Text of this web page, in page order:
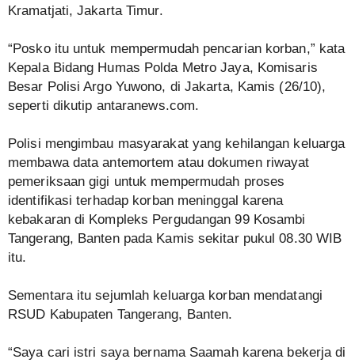
Kramatjati, Jakarta Timur.
“Posko itu untuk mempermudah pencarian korban,” kata
Kepala Bidang Humas Polda Metro Jaya, Komisaris
Besar Polisi Argo Yuwono, di Jakarta, Kamis (26/10),
seperti dikutip antaranews.com.
Polisi mengimbau masyarakat yang kehilangan keluarga
membawa data antemortem atau dokumen riwayat
pemeriksaan gigi untuk mempermudah proses
identifikasi terhadap korban meninggal karena
kebakaran di Kompleks Pergudangan 99 Kosambi
Tangerang, Banten pada Kamis sekitar pukul 08.30 WIB
itu.
Sementara itu sejumlah keluarga korban mendatangi
RSUD Kabupaten Tangerang, Banten.
“Saya cari istri saya bernama Saamah karena bekerja di